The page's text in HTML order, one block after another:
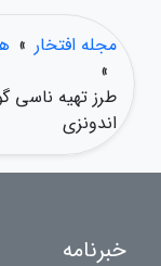
مجله افتخار »
»
طرز تهیه ناسی
اندونزی
خبرنامه